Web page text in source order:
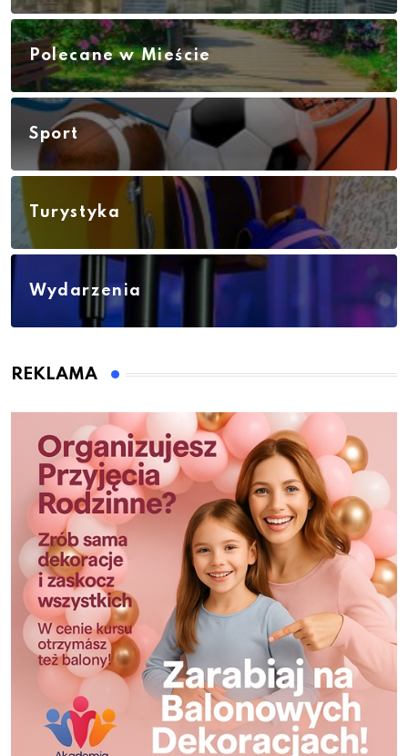
Polecane w Mieście
Sport
Turystyka
Wydarzenia
REKLAMA